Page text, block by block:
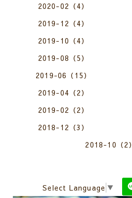
2020-02（4）
2019-12（4）
2019-10（4）
2019-08（5）
2019-06（15）
2019-04（2）
2019-02（2）
2018-12（3）
2018-10（2）
Select Language ▼